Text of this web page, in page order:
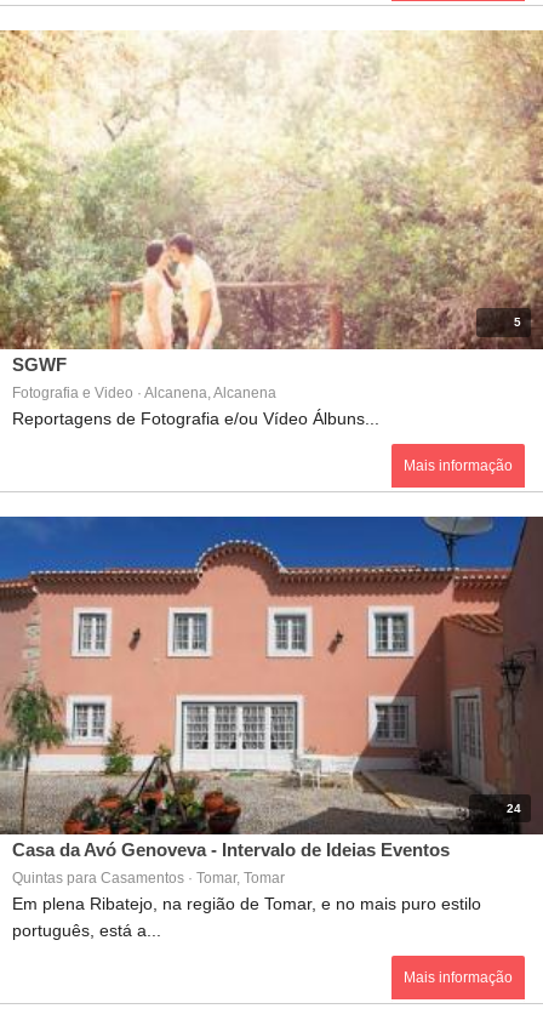
5
SGWF
Fotografia e Video · Alcanena, Alcanena
Reportagens de Fotografia e/ou Vídeo Álbuns...
Mais informação
24
Casa da Avó Genoveva - Intervalo de Ideias Eventos
Quintas para Casamentos · Tomar, Tomar
Em plena Ribatejo, na região de Tomar, e no mais puro estilo
português, está a...
Mais informação